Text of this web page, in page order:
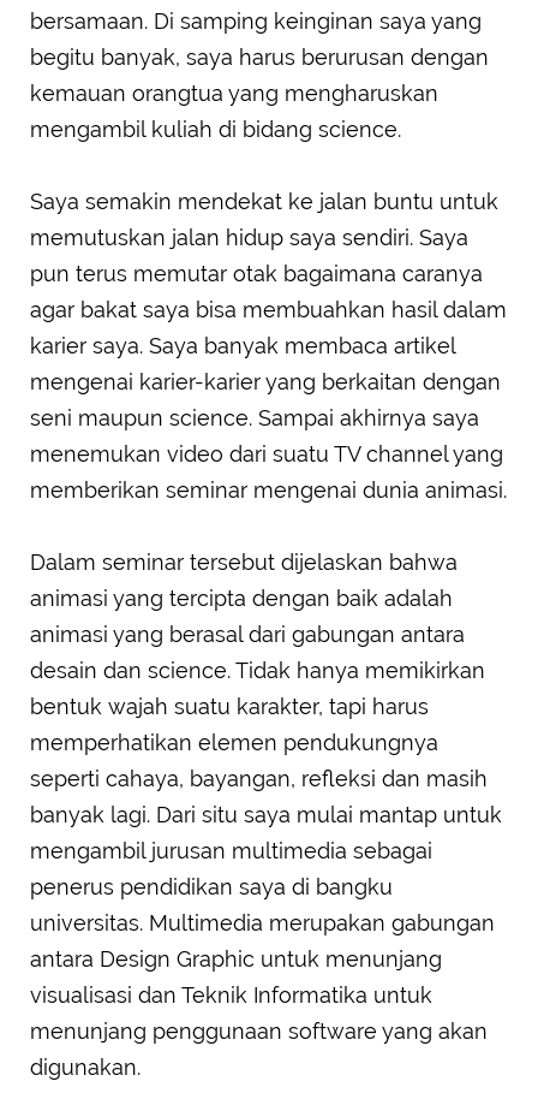
bersamaan. Di samping keinginan saya yang
begitu banyak, saya harus berurusan dengan
kemauan orangtua yang mengharuskan
mengambil kuliah di bidang science.
Saya semakin mendekat ke jalan buntu untuk
memutuskan jalan hidup saya sendiri. Saya
pun terus memutar otak bagaimana caranya
agar bakat saya bisa membuahkan hasil dalam
karier saya. Saya banyak membaca artikel
mengenai karier-karier yang berkaitan dengan
seni maupun science. Sampai akhirnya saya
menemukan video dari suatu TV channel yang
memberikan seminar mengenai dunia animasi.
Dalam seminar tersebut dijelaskan bahwa
animasi yang tercipta dengan baik adalah
animasi yang berasal dari gabungan antara
desain dan science. Tidak hanya memikirkan
bentuk wajah suatu karakter, tapi harus
memperhatikan elemen pendukungnya
seperti cahaya, bayangan, refleksi dan masih
banyak lagi. Dari situ saya mulai mantap untuk
mengambil jurusan multimedia sebagai
penerus pendidikan saya di bangku
universitas. Multimedia merupakan gabungan
antara Design Graphic untuk menunjang
visualisasi dan Teknik Informatika untuk
menunjang penggunaan software yang akan
digunakan.